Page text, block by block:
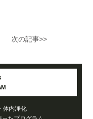
次の記事>>
体内浄化